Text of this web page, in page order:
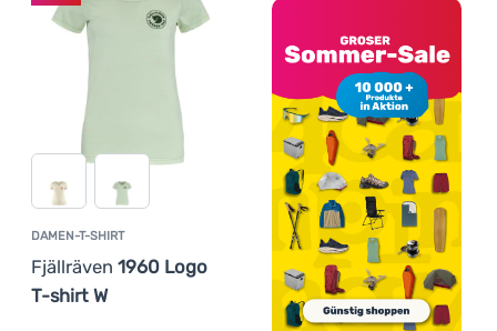
DAMEN-T-SHIRT
Fjällräven 1960 Logo
T-shirt W